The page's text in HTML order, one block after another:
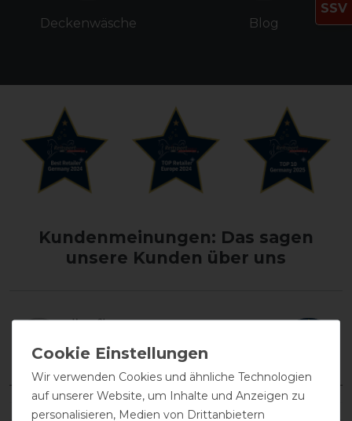
Deckenwäsche Blog
Kundenmeinungen: Das sagen
unsere Kunden über uns
SSV
Wir verwenden Cookies und ähnliche Technologien
auf unserer Website, um Inhalte und Anzeigen zu
personalisieren, Medien von Drittanbietern